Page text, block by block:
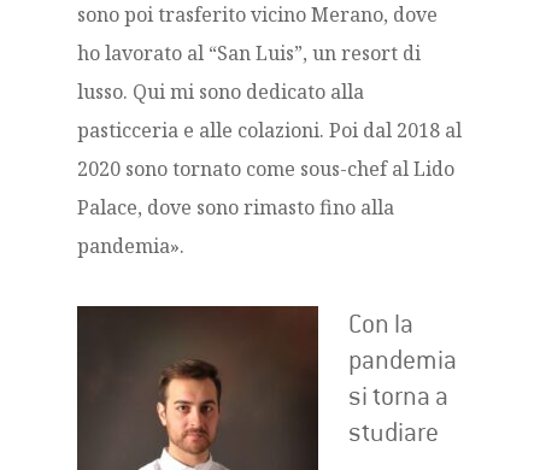
sono poi trasferito vicino Merano, dove
ho lavorato al “San Luis”, un resort di
lusso. Qui mi sono dedicato alla
pasticceria e alle colazioni. Poi dal 2018 al
2020 sono tornato come sous-chef al Lido
Palace, dove sono rimasto fino alla
pandemia».
Con la
pandemia
si torna a
studiare